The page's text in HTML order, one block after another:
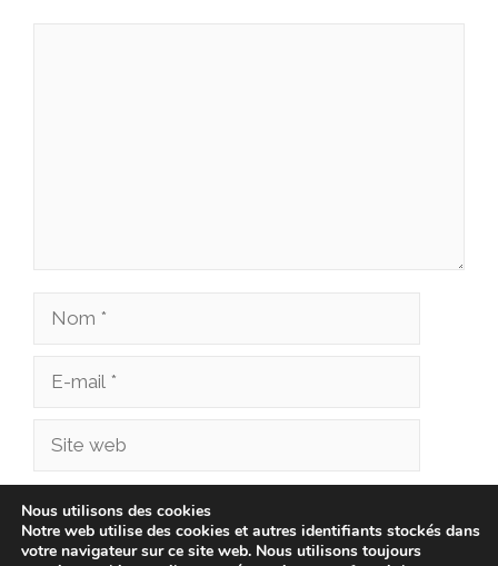
Nom
Site
Enregistrer mon nom, mon e-mail et mon site
dans le navigateur pour mon prochain
Nous utilisons des cookies
Notre web utilise des cookies et autres identifiants stockés dans
votre navigateur sur ce site web. Nous utilisons toujours